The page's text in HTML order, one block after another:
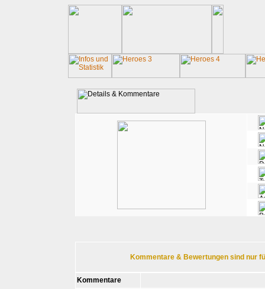
Kommentare & Bewertungen sind nur
Kommentare